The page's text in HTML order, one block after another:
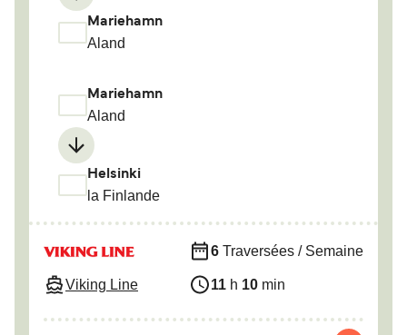
Mariehamn
Aland
Mariehamn
Aland
Helsinki
la Finlande
Viking Line
6 Traversées / Semaine
11 h 10 min